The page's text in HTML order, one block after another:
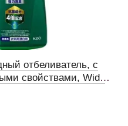
отбеливатель, с
свойствами, Wide
мл (420008)